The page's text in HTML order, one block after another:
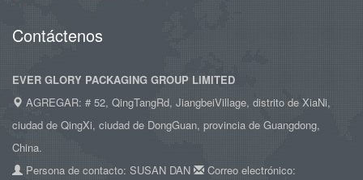
Contáctenos
EVER GLORY PACKAGING GROUP LIMITED
AGREGAR: # 52, QingTangRd, JiangbeiVillage, distrito de XiaNi,
ciudad de QingXi, ciudad de DongGuan, provincia de Guangdong,
China.
Persona de contacto: SUSAN DAN
Correo electrónico: